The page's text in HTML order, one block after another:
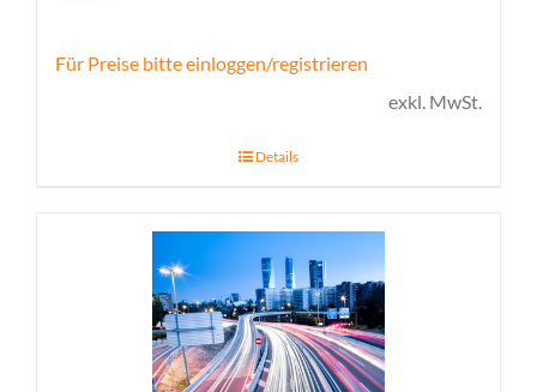
Für Preise bitte einloggen/registrieren
exkl. MwSt.
Details